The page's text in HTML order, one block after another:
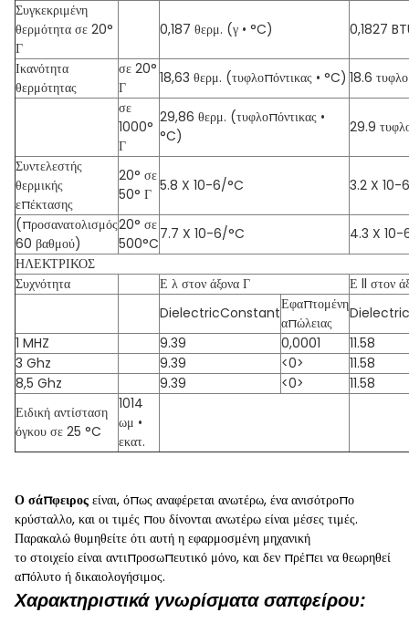
Συγκεκριμένη
θερμότητα σε 20°
Γ
0,187 θερμ. (γ • °C) 0,1827
Ικανότητα
θερμότητας
σε 20°
Γ
18,63 θερμ. (τυφλοπόντικας • °C) 18.6
σε
1000°
Γ
29,86 θερμ. (τυφλοπόντικας •
°C)
29.9
Συντελεστής
θερμικής
επέκτασης
20° σε
50° Γ 5.8 X 10-6/°C 3.2 X 10-
(προσανατολισμός
60 βαθμού)
20° σε
500°C
7.7 X 10-6/°C
4.3 X 10-
ΗΛΕΚΤΡΙΚΟΣ
Συχνότητα
Ε λ στον άξονα Γ
Ε ll στον
DielectricConstantΕφαπτομένη
απώλειας
1 MHZ
9.39 0,0001
11.58
3 Ghz
9.39 <0>
11.58
8,5 Ghz
9.39 <0>
11.58
Ειδική αντίσταση
όγκου σε 25 °C
1014
ωμ •
εκατ.
Ο σάπφειρος είναι, όπως αναφέρεται ανωτέρω, ένα ανισότροπο
κρύσταλλο, και οι τιμές που δίνονται ανωτέρω είναι μέσες τιμές.
Παρακαλώ θυμηθείτε ότι αυτή η εφαρμοσμένη μηχανική
το στοιχείο είναι αντιπροσωπευτικό μόνο, και δεν πρέπει να θεωρηθεί
απόλυτο ή δικαιολογήσιμος.
Χαρακτηριστικά γνωρίσματα σαπφείρου: